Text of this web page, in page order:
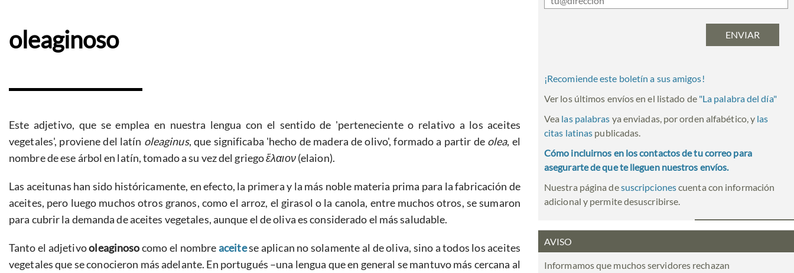
oleaginoso
Este adjetivo, que se emplea en nuestra lengua con el sentido de 'perteneciente o relativo a los aceites
vegetales', proviene del latín oleaginus, que significaba 'hecho de madera de olivo', formado a partir de olea, el
nombre de ese árbol en latín, tomado a su vez del griegoἔλαιον(elaion).
Las aceitunas han sido históricamente, en efecto, la primera y la más noble materia prima para la fabricación de
aceites, pero luego muchos otros granos, como el arroz, el girasol o la canola, entre muchos otros, se sumaron
para cubrir la demanda de aceites vegetales, aunque el de oliva es considerado el más saludable.
Tanto el adjetivooleaginosocomo el nombreaceitese aplican no solamente al de oliva, sino a todos los aceites
vegetales que se conocieron más adelante. En portugués –una lengua que en general se mantuvo más cercana al
¡Recomiende este boletín a sus amigos!
Ver los últimos envíos en el listado de "La palabra del día"
Vea las palabras ya enviadas, por orden alfabético, y las
citas latinas publicadas.
Cómo incluirnos en los contactos de tu correo para
asegurarte de que te lleguen nuestros envíos.
Nuestra página desuscripcionescuenta con información
adicional y permite desuscribirse.
AVISO
Informamos que muchos servidores rechazan